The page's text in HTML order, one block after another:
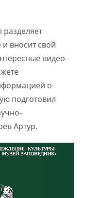
разделяет
и вносит свой
видео-
о
подготовил
Артур.